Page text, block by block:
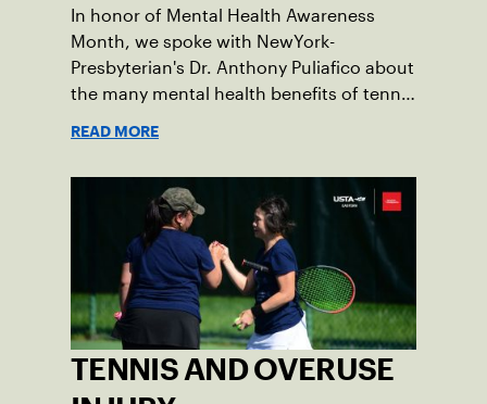
In honor of Mental Health Awareness
Month, we spoke with NewYork-
Presbyterian's Dr. Anthony Puliafico about
the many mental health benefits of tennis
READ MORE
TENNIS AND OVERUSE